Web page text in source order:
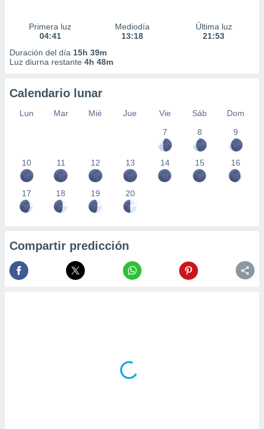
Primera luz
04:41
Mediodía
13:18
Última luz
21:53
Duración del día 15h 39m
Luz diurna restante 4h 48m
Calendario lunar
Lun Mar Mié Jue Vie Sáb
Dom
7
8 9
10 11 12 13 14 15 16
17 18 19 20
Compartir predicción